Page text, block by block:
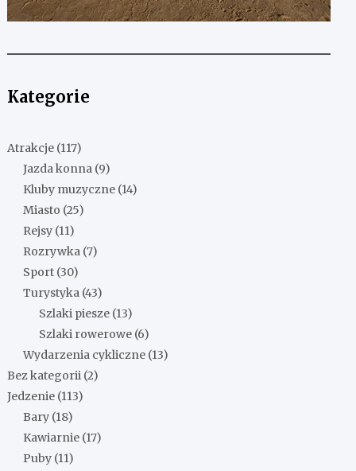
Kategorie
Atrakcje (117)
Jazda konna (9)
Kluby muzyczne (14)
Miasto (25)
Rejsy (11)
Rozrywka (7)
Sport (30)
Turystyka (43)
Szlaki piesze (13)
Szlaki rowerowe (6)
Wydarzenia cykliczne (13)
Bez kategorii (2)
Jedzenie (113)
Bary (18)
Kawiarnie (17)
Puby (11)